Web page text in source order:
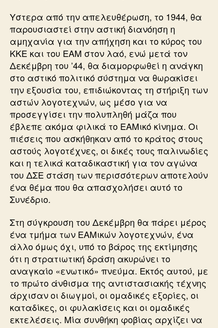
Υστερα από την απελευθέρωση, το 1944, θα
παρουσιαστεί στην αστική διανόηση η
αμηχανία για την απήχηση και το κύρος του
ΚΚΕ και του ΕΑΜ στον λαό, ενώ μετά τον
Δεκέμβρη του ’44, θα διαμορφωθεί η ανάγκη
στο αστικό πολιτικό σύστημα να θωρακίσει
την εξουσία του, επιδιώκοντας τη στήριξη των
αστών λογοτεχνών, ως μέσο για να
προσεγγίσει την πολυπληθή μάζα που
έβλεπε ακόμα φιλικά το ΕΑΜικό κίνημα. Οι
πιέσεις που ασκήθηκαν από το κράτος στους
αστούς λογοτέχνες, οι δικές τους παλινωδίες
και η τελικά καταδικαστική για τον αγώνα
του ΔΣΕ στάση των περισσότερων αποτελούν
ένα θέμα που θα απασχολήσει αυτό το
Συνέδριο.
Στη σύγκρουση του Δεκέμβρη θα πάρει μέρος
ένα τμήμα των ΕΑΜικών λογοτεχνών, ένα
άλλο όμως όχι, υπό το βάρος της εκτίμησης
ότι η στρατιωτική δράση ακυρώνει το
αναγκαίο «ενωτικό» πνεύμα. Εκτός αυτού, με
το πρώτο άνθισμα της αντιστασιακής τέχνης
άρχισαν οι διωγμοί, οι ομαδικές εξορίες, οι
καταδίκες, οι φυλακίσεις και οι ομαδικές
εκτελέσεις. Μία συνθήκη φοβίας αρχίζει να